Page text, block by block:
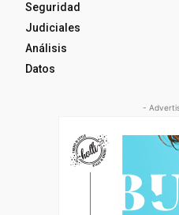
Seguridad
Judiciales
Análisis
Datos
-